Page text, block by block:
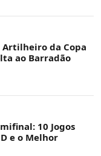
da Copa
ao Barradão
10 Jogos
e o Melhor